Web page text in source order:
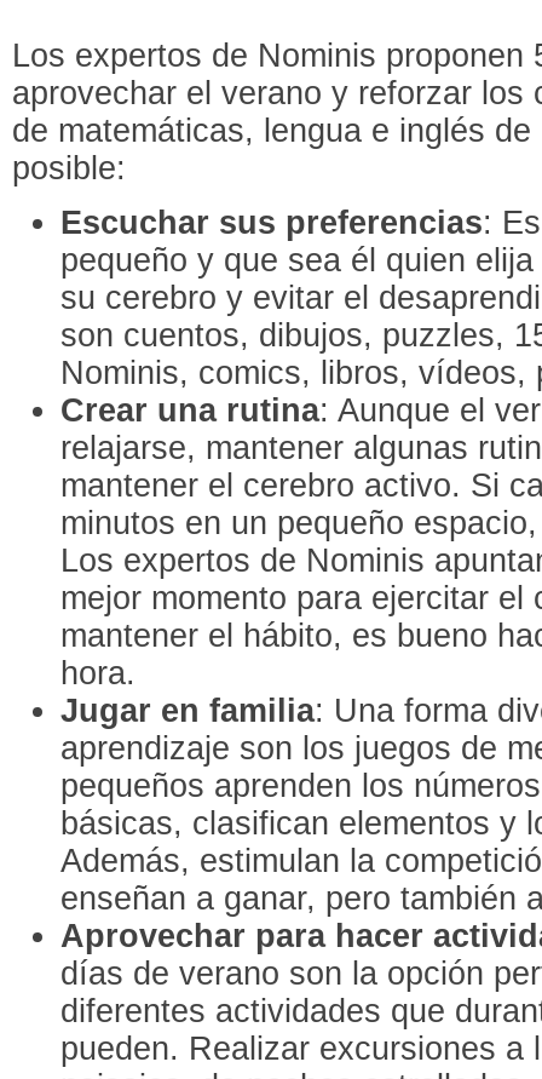
Los expertos de Nominis proponen
aprovechar el verano y reforzar los
de matemáticas, lengua e inglés
posible:
Escuchar sus preferencias:
pequeño y que sea él quien
su cerebro y evitar el
son cuentos, dibujos, puzzles,
Nominis, comics, libros,
Crear una rutina: Aunque el
relajarse, mantener algunas
mantener el cerebro activo. Si
minutos en un pequeño
Los expertos de Nominis
mejor momento para ejercitar el
mantener el hábito, es bueno
hora.
Jugar en familia: Una forma
aprendizaje son los juegos de
pequeños aprenden los
básicas, clasifican elementos y
Además, estimulan la
enseñan a ganar, pero también
Aprovechar para hacer
días de verano son la opción
diferentes actividades que
pueden. Realizar excursiones a